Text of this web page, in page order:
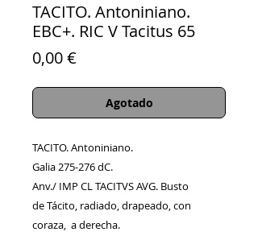
TACITO. Antoniniano.
EBC+. RIC V Tacitus 65
0,00 €
Agotado
TACITO. Antoniniano.
Galia 275-276 dC.
Anv./ IMP CL TACITVS AVG. Busto
de Tácito, radiado, drapeado, con
coraza, a derecha.